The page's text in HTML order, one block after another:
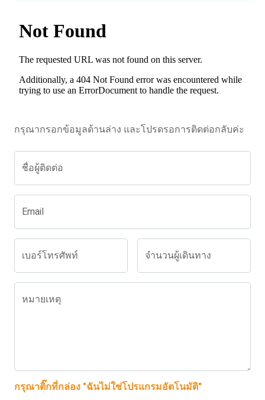
กรุณากรอกข้อมูลด้านล่าง และโปรดรอการติดต่อกลับค่ะ
ชื่อผู้ติดต่อ
Email
เบอร์โทรศัพท์ จำนวนผู้เดินทาง
หมายเหตุ
กรุณาติ๊กที่กล่อง "ฉันไม่ใช่โปรแกรมอัตโนมัติ"